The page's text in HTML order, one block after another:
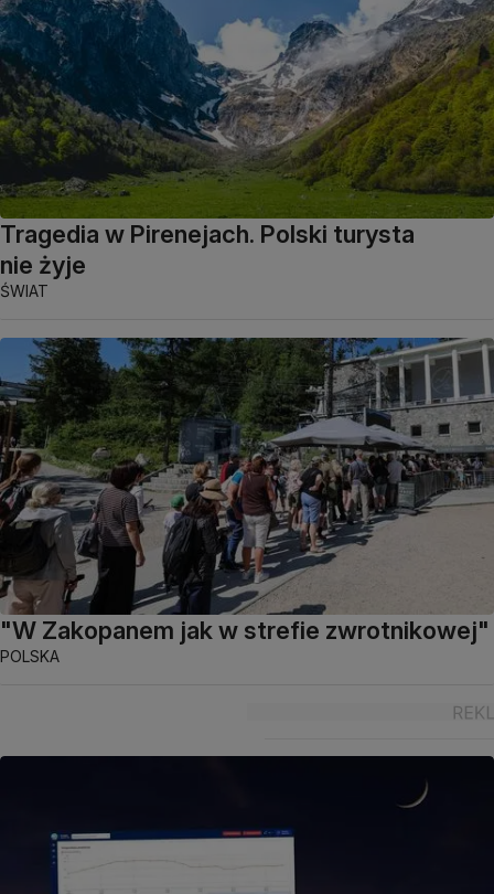
Tragedia w Pirenejach. Polski turysta
nie żyje
ŚWIAT
"W Zakopanem jak w strefie zwrotnikowej"
POLSKA